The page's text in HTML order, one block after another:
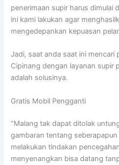
penerimaan supir harus dimulai
ini kami lakukan agar
mengedepankan kepuasan
Jadi, saat anda saat ini mencari
Cipinang dengan layanan supir
adalah solusinya.
Gratis Mobil Pengganti
“Malang tak dapat ditolak
gambaran tentang
melakukan tindakan
menyenangkan bisa datang